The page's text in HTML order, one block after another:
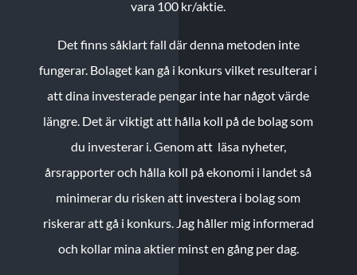
vara 100 kr/aktie.
Det finns såklart fall där denna metoden inte
fungerar. Bolaget kan gå i konkurs vilket resulterar i
att dina investerade pengar inte har något värde
längre. Det är viktigt att hålla koll på de bolag som
du investerar i. Genom att läsa nyheter,
årsrapporter och hålla koll på ekonomi i landet så
minimerar du risken att investera i bolag som
riskerar att gå i konkurs. Jag håller mig informerad
och kollar mina aktier minst en gång per dag.